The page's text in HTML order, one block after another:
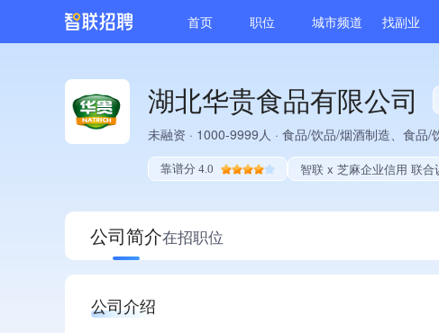
首页 职位 城市频道 找副业
湖北华贵食品有限公司
未融资 · 1000-9999人 · 食品/饮品/烟酒制造、食品/
靠谱分 4.0 智联 x 芝麻企业信用 联合
公司简介在招职位
公司介绍